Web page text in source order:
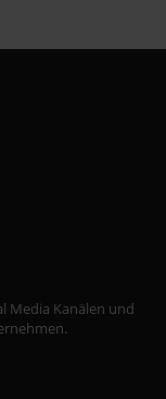
Media Kanälen und